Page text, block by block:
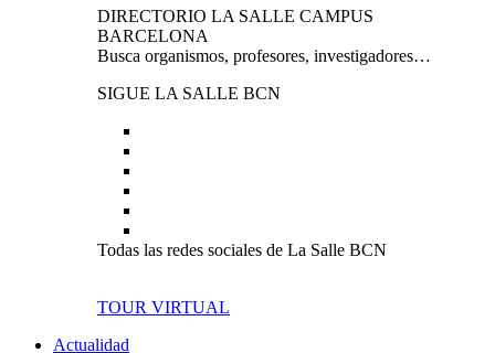
DIRECTORIO LA SALLE CAMPUS
BARCELONA
Busca organismos, profesores, investigadores…
SIGUE LA SALLE BCN
Todas las redes sociales de La Salle BCN
TOUR VIRTUAL
Actualidad